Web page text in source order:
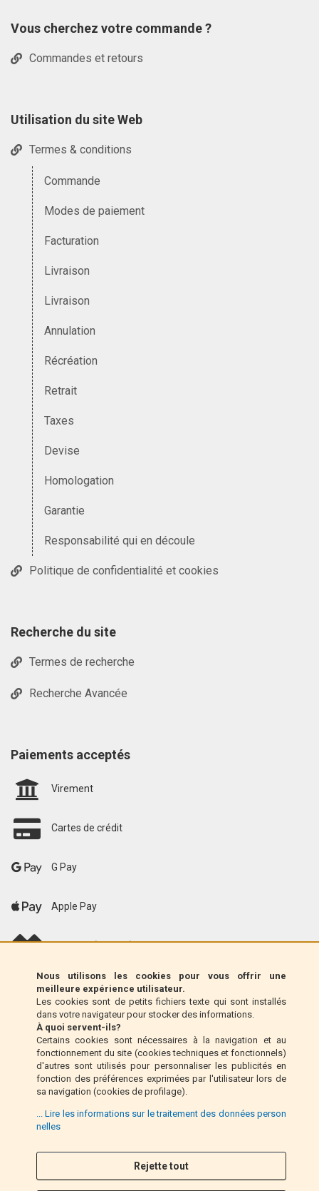
Nous utilisons les cookies pour vous offrir une
meilleure expérience utilisateur.
Les cookies sont de petits fichiers texte qui sont installés
dans votre navigateur pour stocker des informations.
À quoi servent-ils?
Certains cookies sont nécessaires à la navigation et au
fonctionnement du site (cookies techniques et fonctionnels)
d'autres sont utilisés pour personnaliser les publicités en
fonction des préférences exprimées par l'utilisateur lors de
sa navigation (cookies de profilage).
... Lire les informations sur le traitement des données person
nelles
Rejette tout
Vous cherchez votre commande ?
Commandes et retours
Utilisation du site Web
Termes & conditions
Commande
Modes de paiement
Facturation
Livraison
Livraison
Annulation
Récréation
Retrait
Taxes
Devise
Homologation
Garantie
Responsabilité qui en découle
Politique de confidentialité et cookies
Recherche du site
Termes de recherche
Recherche Avancée
Paiements acceptés
Virement
Cartes de crédit
G Pay
Apple Pay
scalapay (EU only)
Klarna (UE uniquement)
Mandat postal (Italie uniquement)
Paiement à la livraison (Italie uniquement)